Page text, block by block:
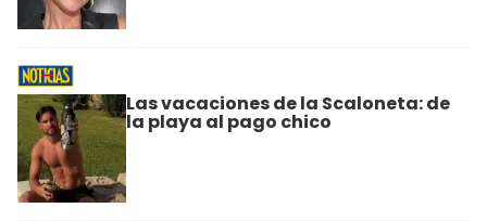
Las vacaciones de la Scaloneta: de
la playa al pago chico